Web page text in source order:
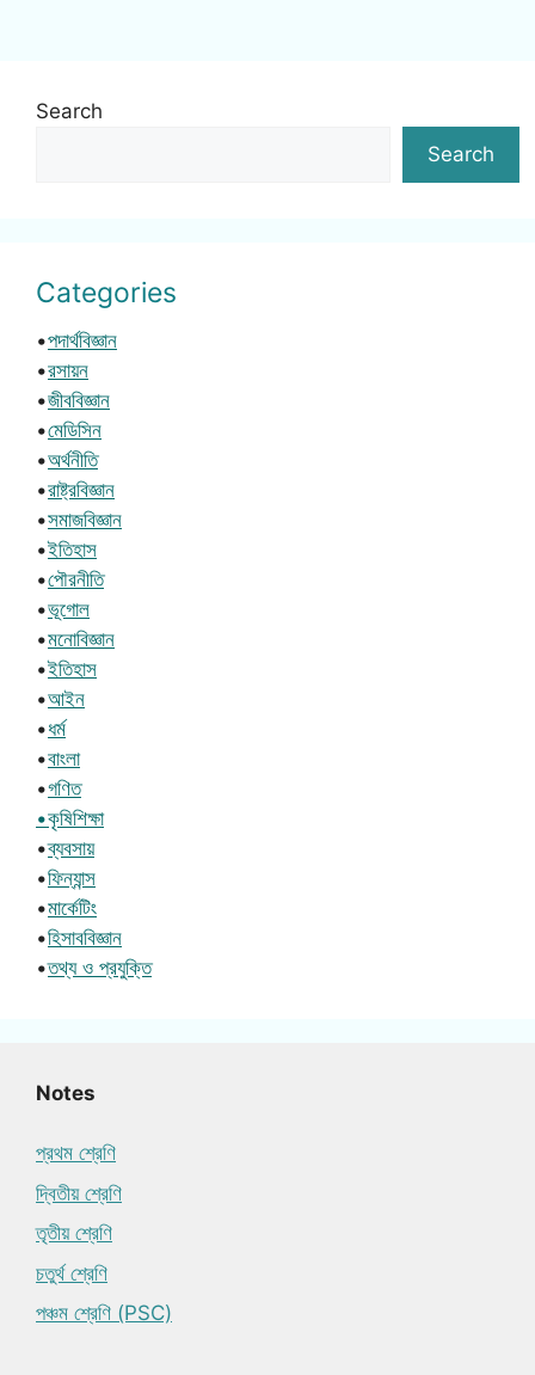
Search
Search
Categories
•পদার্থবিজ্ঞান
•রসায়ন
•জীববিজ্ঞান
•মেডিসিন
•অর্থনীতি
•রাষ্ট্রবিজ্ঞান
•সমাজবিজ্ঞান
•ইতিহাস
•পৌরনীতি
•ভূগোল
•মনোবিজ্ঞান
•ইতিহাস
•আইন
•ধর্ম
•বাংলা
•গণিত
•কৃষিশিক্ষা
•ব্যবসায়
•ফিন্যান্স
•মার্কেটিং
•হিসাববিজ্ঞান
•তথ্য ও প্রযুক্তি
Notes
প্রথম শ্রেণি
দ্বিতীয় শ্রেণি
তৃতীয় শ্রেণি
চতুর্থ শ্রেণি
পঞ্চম শ্রেণি (PSC)